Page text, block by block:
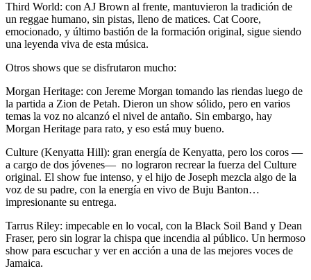
Third World: con AJ Brown al frente, mantuvieron la tradición de
un reggae humano, sin pistas, lleno de matices. Cat Coore,
emocionado, y último bastión de la formación original, sigue siendo
una leyenda viva de esta música.
Otros shows que se disfrutaron mucho:
Morgan Heritage: con Jereme Morgan tomando las riendas luego de
la partida a Zion de Petah. Dieron un show sólido, pero en varios
temas la voz no alcanzó el nivel de antaño. Sin embargo, hay
Morgan Heritage para rato, y eso está muy bueno.
Culture (Kenyatta Hill): gran energía de Kenyatta, pero los coros —
a cargo de dos jóvenes— no lograron recrear la fuerza del Culture
original. El show fue intenso, y el hijo de Joseph mezcla algo de la
voz de su padre, con la energía en vivo de Buju Banton…
impresionante su entrega.
Tarrus Riley: impecable en lo vocal, con la Black Soil Band y Dean
Fraser, pero sin lograr la chispa que incendia al público. Un hermoso
show para escuchar y ver en acción a una de las mejores voces de
Jamaica.